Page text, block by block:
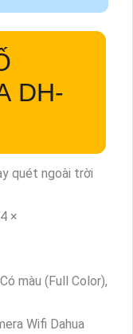
DH-
quét ngoài trời
×
màu (Full Color),
Wifi Dahua